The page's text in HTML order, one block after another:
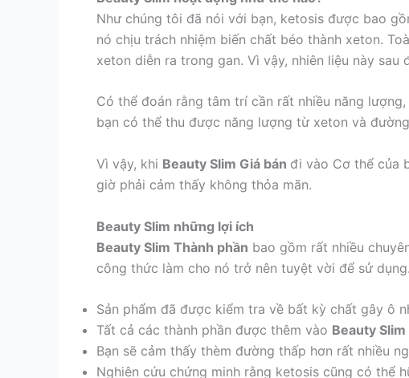
Như chúng tôi đã nói với bạn, ketosis được bao
nó chịu trách nhiệm biến chất béo thành xeton.
xeton diễn ra trong gan. Vì vậy, nhiên liệu này
Có thể đoán rằng tâm trí cần rất nhiều năng
bạn có thể thu được năng lượng từ xeton và
Vì vậy, khi Beauty Slim Giá bán đi vào Cơ thể của
giờ phải cảm thấy không thỏa mãn.
Beauty Slim những lợi ích
Beauty Slim Thành phần bao gồm rất nhiều
công thức làm cho nó trở nên tuyệt vời để sử dụng.
Sản phẩm đã được kiểm tra về bất kỳ chất gây ô
Tất cả các thành phần được thêm vào Beauty
Bạn sẽ cảm thấy thèm đường thấp hơn rất nhiều
Nghiên cứu chứng minh rằng ketosis cũng có thể